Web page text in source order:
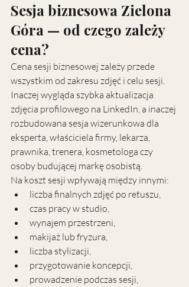
Sesja biznesowa Zielona
Góra — od czego zależy
cena?
Cena sesji biznesowej zależy przede
wszystkim od zakresu zdjęć i celu sesji.
Inaczej wygląda szybka aktualizacja
zdjęcia profilowego na LinkedIn, a inaczej
rozbudowana sesja wizerunkowa dla
eksperta, właściciela firmy, lekarza,
prawnika, trenera, kosmetologa czy
osoby budującej markę osobistą.
Na koszt sesji wpływają między innymi:
liczba finalnych zdjęć po retuszu,
czas pracy w studio,
wynajem przestrzeni,
makijaż lub fryzura,
liczba stylizacji,
przygotowanie koncepcji,
prowadzenie podczas sesji,